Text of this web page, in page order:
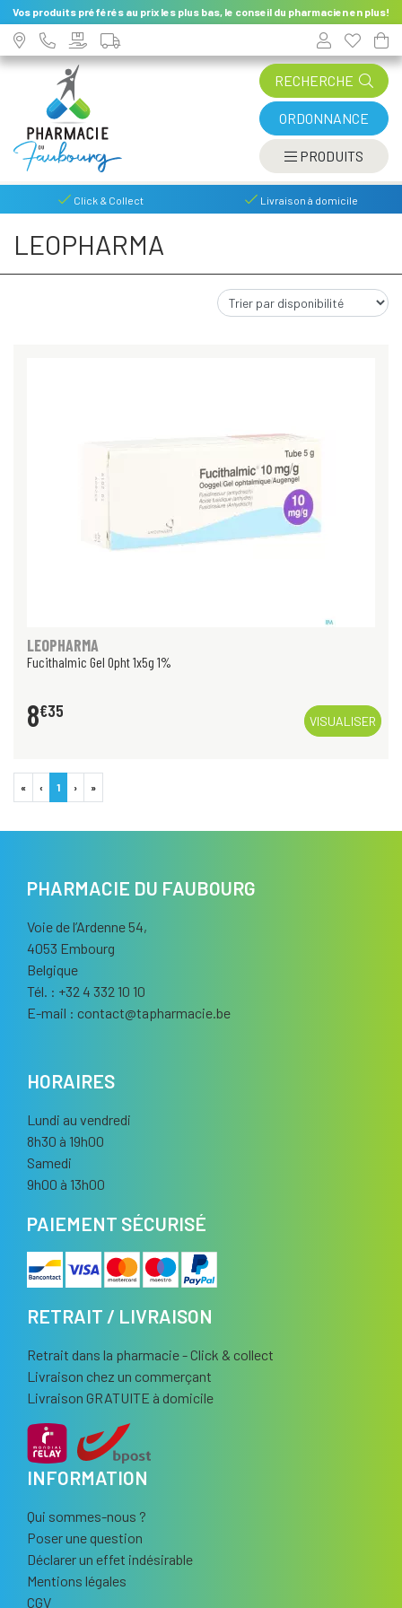
Vos produits préférés au prix les plus bas, le conseil du pharmacien en plus!
RECHERCHE
ORDONNANCE
PRODUITS
Click & Collect Livraison à domicile
LEOPHARMA
LEOPHARMA
Fucithalmic Gel Opht 1x5g 1%
8€35
VISUALISER
« ‹ 1 › »
PHARMACIE DU FAUBOURG
Voie de l’Ardenne 54,
4053 Embourg
Belgique
Tél. : +32 4 332 10 10
E-mail : contact@tapharmacie.be
HORAIRES
Lundi au vendredi
8h30 à 19h00
Samedi
9h00 à 13h00
PAIEMENT SÉCURISÉ
RETRAIT / LIVRAISON
Retrait dans la pharmacie - Click & collect
Livraison chez un commerçant
Livraison GRATUITE à domicile
INFORMATION
Qui sommes-nous ?
Poser une question
Déclarer un effet indésirable
Mentions légales
CGV